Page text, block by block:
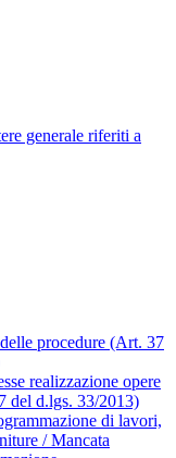
generale riferiti a
procedure (Art. 37
realizzazione opere
del d.lgs. 33/2013)
di lavori,
/ Mancata